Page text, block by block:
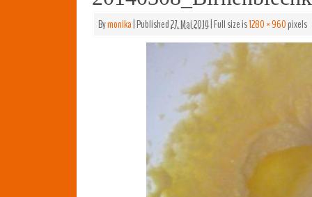
Bymonika|Published27. Mai 2014|Full size is1280 × 960pixels